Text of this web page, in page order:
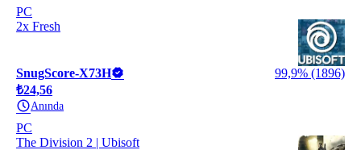
PC
2x Fresh
SnugScore-X73H
99,9% (1896)
₺24,56
Anında
PC
The Division 2 | Ubisoft